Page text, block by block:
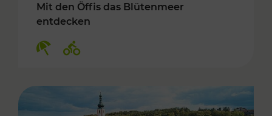
Mit den Öffis das Blütenmeer
entdecken